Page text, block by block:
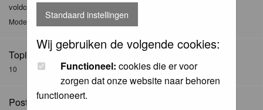
Standaard instellingen
Wij gebruiken de volgende cookies:
Functioneel: cookies die er voor
zorgen dat onze website naar behoren
functioneert.
voldoen en de gedragscode (met aanvullingen) van Nederpix.
Moderator Moderators
Topics:
10
Posts: